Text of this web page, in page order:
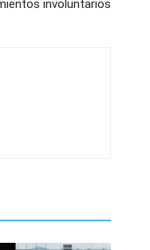
involuntarios